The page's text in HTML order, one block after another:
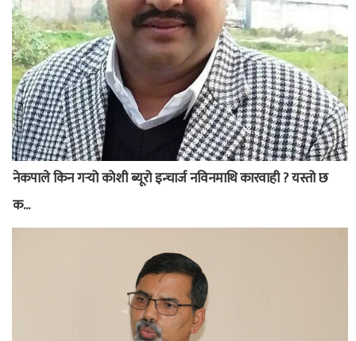
नेकपाले किन गर्‍यो काेशी ब्यूरो इन्चार्ज नविनमाथि कारवाही ? यस्तो छ
क...